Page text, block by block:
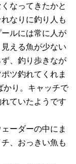
なってきたかと
なりに釣り人も
ルには常に人が
える魚が少ない
、釣り歩きなが
ツ釣れてくれま
かり。キャッチで
ていたようです
ーダーの中にま
、おっきい魚も